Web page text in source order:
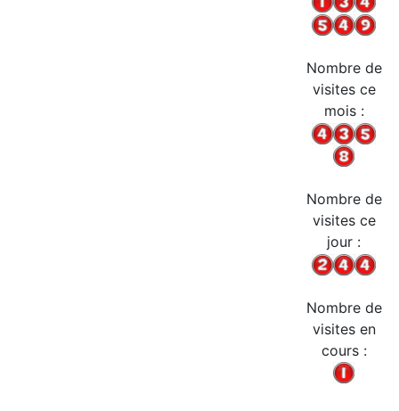
Nombre de
visites ce
mois :
Nombre de
visites ce
jour :
Nombre de
visites en
cours :